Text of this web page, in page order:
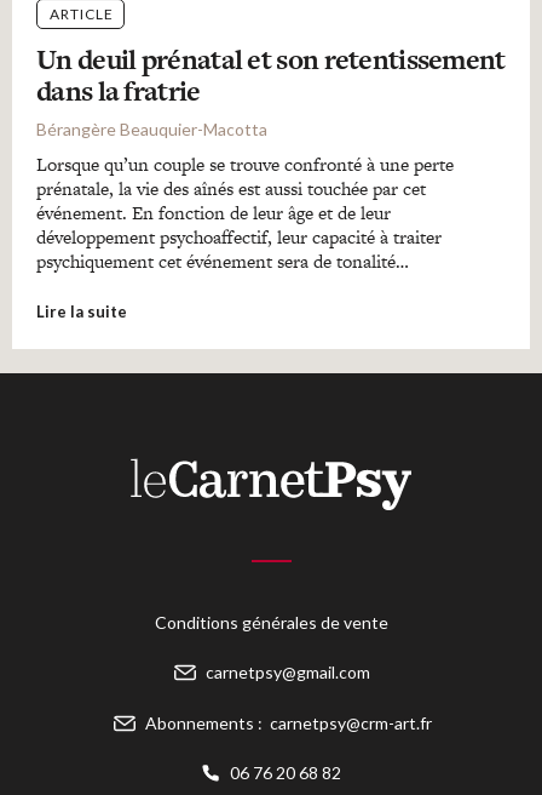
ARTICLE
Un deuil prénatal et son retentissement
dans la fratrie
Bérangère Beauquier-Macotta
Lorsque qu’un couple se trouve confronté à une perte
prénatale, la vie des aînés est aussi touchée par cet
événement. En fonction de leur âge et de leur
développement psychoaffectif, leur capacité à traiter
psychiquement cet événement sera de tonalité…
Lire la suite
Conditions générales de vente
carnetpsy@gmail.com
Abonnements : carnetpsy@crm-art.fr
06 76 20 68 82